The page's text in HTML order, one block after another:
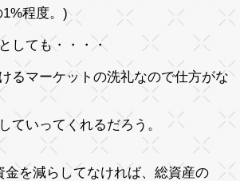
程度。)
しても・・・・
るマーケットの洗礼なので仕方がな
ていってくれるだろう。
を減らしてなければ、総資産の